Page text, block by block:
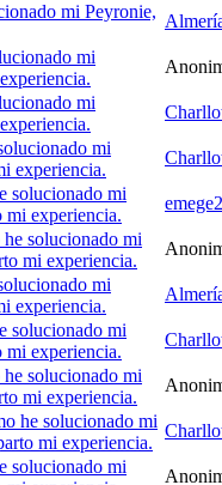
mi Peyronie,
mi
mi
mi
experiencia.
solucionado mi
mi experiencia.
solucionado mi
mi experiencia.
mi
experiencia.
solucionado mi
mi experiencia.
solucionado mi
mi experiencia.
he solucionado mi
mi experiencia.
solucionado mi